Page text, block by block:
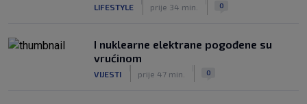
LIFESTYLE prije 34 min. 0
I nuklearne elektrane pogođene su
vrućinom
VIJESTI prije 47 min. 0